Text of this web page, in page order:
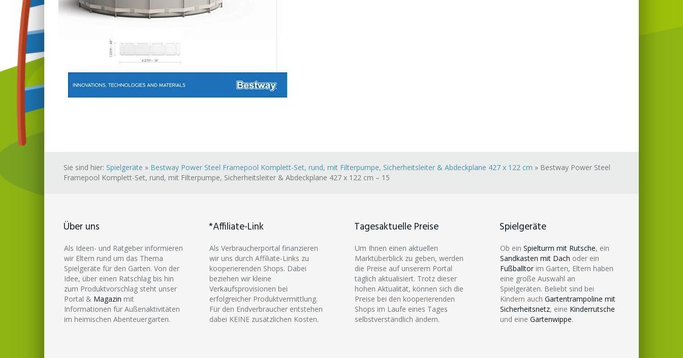
Sie sind hier: Spielgeräte » Bestway Power Steel Framepool Komplett-Set, rund, mit Filterpumpe, Sicherheitsleiter & Abdeckplane 427 x 122 cm » Bestway Power Steel
Framepool Komplett-Set, rund, mit Filterpumpe, Sicherheitsleiter & Abdeckplane 427 x 122 cm – 15
Über uns
Als Ideen- und Ratgeber informieren
wir Eltern rund um das Thema
Spielgeräte für den Garten. Von der
Idee, über einen Ratschlag bis hin
zum Produktvorschlag steht unser
Portal & Magazin mit
Informationen für Außenaktivitäten
im heimischen Abenteuergarten.
*Affiliate-Link
Als Verbraucherportal finanzieren
wir uns durch Affiliate-Links zu
kooperierenden Shops. Dabei
beziehen wir kleine
Verkaufsprovisionen bei
erfolgreicher Produktvermittlung.
Für den Endverbraucher entstehen
dabei KEINE zusätzlichen Kosten.
Tagesaktuelle Preise
Um Ihnen einen aktuellen
Marktüberblick zu geben, werden
die Preise auf unserem Portal
täglich aktualisiert. Trotz dieser
hohen Aktualität, können sich die
Preise bei den kooperierenden
Shops im Laufe eines Tages
selbstverständlich ändern.
Spielgeräte
Ob ein Spielturm mit Rutsche, ein
Sandkasten mit Dach oder ein
Fußballtor im Garten, Eltern haben
eine große Auswahl an
Spielgeräten. Beliebt sind bei
Kindern auch Gartentrampoline mit
Sicherheitsnetz, eine Kinderrutsche
und eine Gartenwippe.